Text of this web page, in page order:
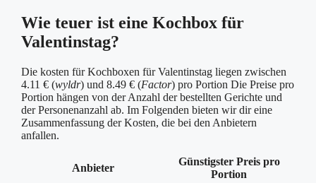
Wie teuer ist eine Kochbox für
Valentinstag?
Die kosten für Kochboxen für Valentinstag liegen zwischen
4.11 € (wyldr) und 8.49 € (Factor) pro Portion Die Preise pro
Portion hängen von der Anzahl der bestellten Gerichte und
der Personenanzahl ab. Im Folgenden bieten wir dir eine
Zusammenfassung der Kosten, die bei den Anbietern
anfallen.
Anbieter
Günstigster Preis pro
Portion